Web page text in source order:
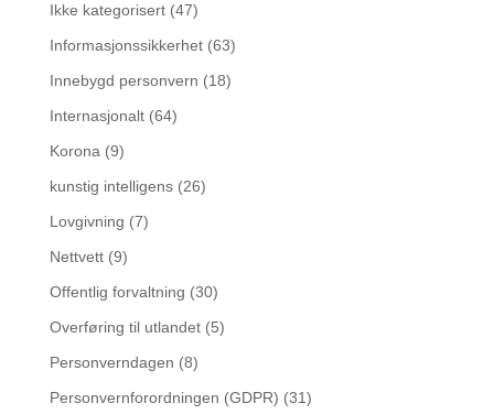
Ikke kategorisert(47)
Informasjonssikkerhet(63)
Innebygd personvern (18)
Internasjonalt(64)
Korona (9)
kunstig intelligens(26)
Lovgivning (7)
Nettvett(9)
Offentlig forvaltning (30)
Overføring til utlandet(5)
Personverndagen (8)
Personvernforordningen (GDPR) (31)